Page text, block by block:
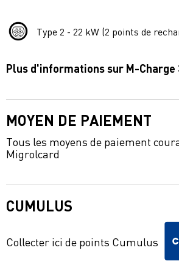
Type 2 - 22 kW (2 points de
Plus d'informations sur M-Charge
MOYEN DE PAIEMENT
Tous les moyens de paiement
Migrolcard
CUMULUS
Collecter ici de points Cumulus